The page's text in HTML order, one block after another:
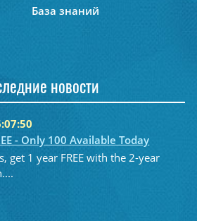
База знаний
новости
- Only 100 Available Today
get 1 year FREE with the 2-year